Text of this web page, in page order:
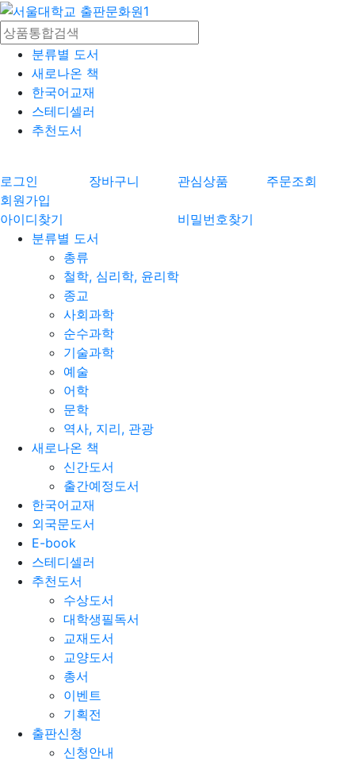
분류별 도서
새로나온 책
한국어교재
스테디셀러
추천도서
로그인 장바구니 관심상품
주문조회
회원가입
아이디찾기
비밀번호찾기
분류별 도서
총류
철학, 심리학, 윤리학
종교
사회과학
순수과학
기술과학
예술
어학
문학
역사, 지리, 관광
새로나온 책
신간도서
출간예정도서
한국어교재
외국문도서
E-book
스테디셀러
추천도서
수상도서
대학생필독서
교재도서
교양도서
총서
이벤트
기획전
출판신청
신청안내